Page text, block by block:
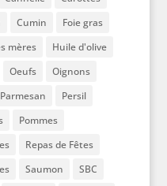
Cumin
Foie gras
mères
Huile d'olive
Oeufs
Oignons
Parmesan
Persil
Pommes
Repas de Fêtes
Saumon
SBC